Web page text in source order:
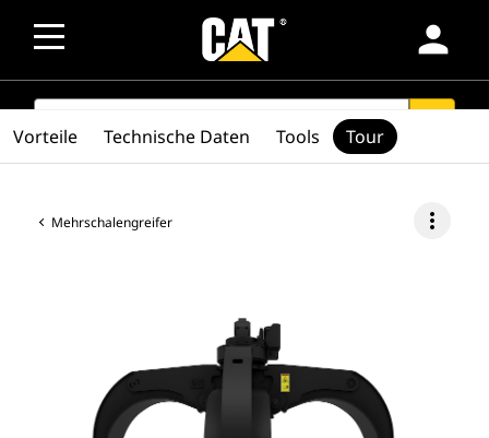
person
SEARCH
Mehrschalengreifer more_vert
Vorteile Technische Daten Tools Tour